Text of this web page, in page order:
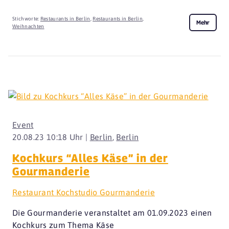
Stichworte: Restaurants in Berlin, Restaurants in Berlin,
Weihnachten
Mehr
20.08.23 10:18 Uhr | Berlin, Berlin
Event
Kochkurs “Alles Käse” in der
Gourmanderie
Restaurant Kochstudio Gourmanderie
Die Gourmanderie veranstaltet am 01.09.2023 einen
Kochkurs zum Thema Käse